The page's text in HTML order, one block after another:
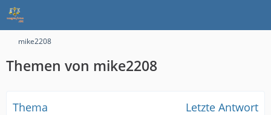
mike2208
Themen von mike2208
Thema Letzte Antwort